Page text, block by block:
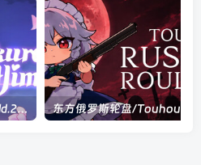
樱姬6/Sakura Hime 6 Build.23619023|休闲益智|容量483MB|官方中文版